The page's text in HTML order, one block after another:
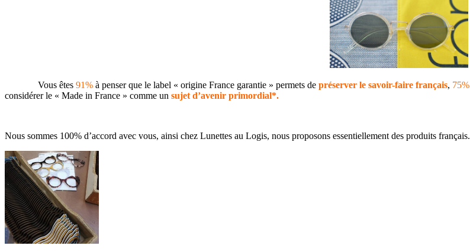
Vous êtes 91% à penser que le label « origine France garantie » permets de préserver le savoir-faire français, 75%
considérer le « Made in France » comme un sujet d’avenir primordial*.
Nous sommes 100% d’accord avec vous, ainsi chez Lunettes au Logis, nous proposons essentiellement des produits français.